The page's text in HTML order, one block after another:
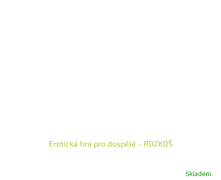
Erotická hra pro dospělé - ROZKOŠ
Skladem